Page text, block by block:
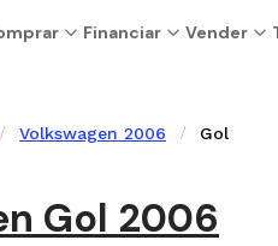
Financiar Vender
Volkswagen 2006 Gol
Gol 2006